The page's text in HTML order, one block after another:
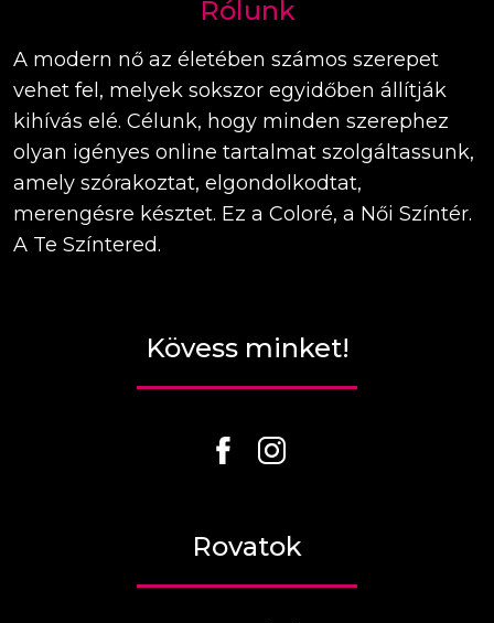
Rólunk
A modern nő az életében számos szerepet
vehet fel, melyek sokszor egyidőben állítják
kihívás elé. Célunk, hogy minden szerephez
olyan igényes online tartalmat szolgáltassunk,
amely szórakoztat, elgondolkodtat,
merengésre késztet. Ez a Coloré, a Női Színtér.
A Te Színtered.
Kövess minket!
Rovatok